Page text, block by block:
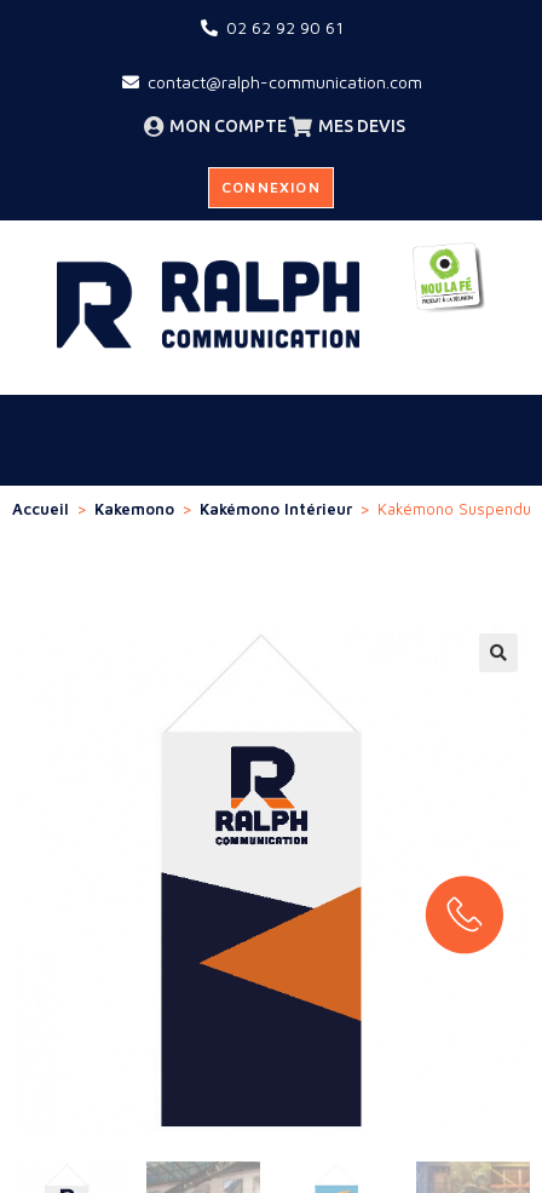
02 62 92 90 61
contact@ralph-communication.com
MON COMPTE MES DEVIS
CONNEXION
Accueil > Kakemono > Kakémono Intérieur > Kakémono Suspendu